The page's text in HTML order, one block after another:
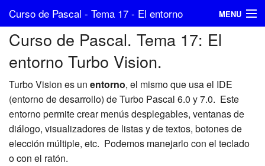
Curso de Pascal - Tema 17 - El entorno
Turbo Vision
MENU
Índice
Anterior
Posterior
NachoCabanes.com
Curso de Pascal. Tema 17: El
entorno Turbo Vision.
Turbo Vision es un entorno, el mismo que usa el IDE
(entorno de desarrollo) de Turbo Pascal 6.0 y 7.0. Este
entorno permite crear menús desplegables, ventanas de
diálogo, visualizadores de listas y de textos, botones de
elección múltiple, etc. Podemos manejarlo con el teclado
o con el ratón.